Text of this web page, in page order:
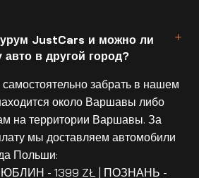
JustCars и можно ли
авто в другой город?
забрать в нашем
около Варшавы либо
на территории Варшавы. За
мы доставляем автомобили
Польши:
- 1399 ZŁ | ПОЗНАНЬ -